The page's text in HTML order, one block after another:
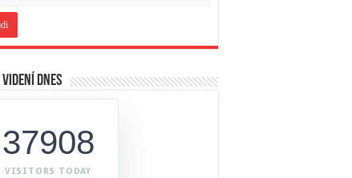
dnes
37908
VISITORS TODAY